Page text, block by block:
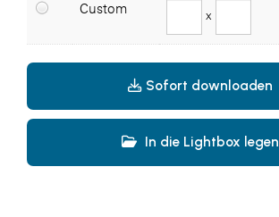
SeneCura
SERVICE&MORE
Custom x
Sofort downloaden
In die Lightbox legen